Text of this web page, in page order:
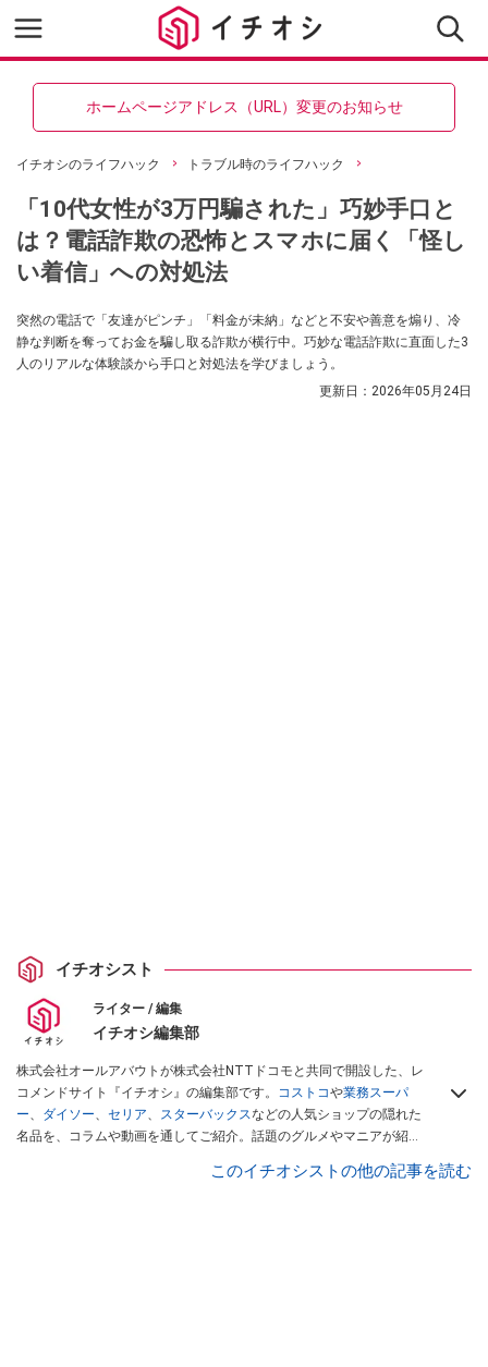
ホームページアドレス（URL）変更のお知らせ
イチオシのライフハック トラブル時のライフハック
「10代女性が3万円騙された」巧妙手口と
は？電話詐欺の恐怖とスマホに届く「怪し
い着信」への対処法
突然の電話で「友達がピンチ」「料金が未納」などと不安や善意を煽り、冷
静な判断を奪ってお金を騙し取る詐欺が横行中。巧妙な電話詐欺に直面した3
人のリアルな体験談から手口と対処法を学びましょう。
更新日： 2026年05月24日
イチオシスト
ライター / 編集
イチオシ編集部
株式会社オールアバウトが株式会社NTTドコモと共同で開設した、レ
コメンドサイト『イチオシ』の編集部です。 コストコや業務スーパ
ー、 ダイソー、 セリア、 スターバックスなどの人気ショップの隠れた
名品を、コラムや動画を通してご紹介。話題のグルメやマニアが紹介
インフルエンサーが実際に使用してレビューしています。毎日トレン
このイチオシストの他の記事を読む